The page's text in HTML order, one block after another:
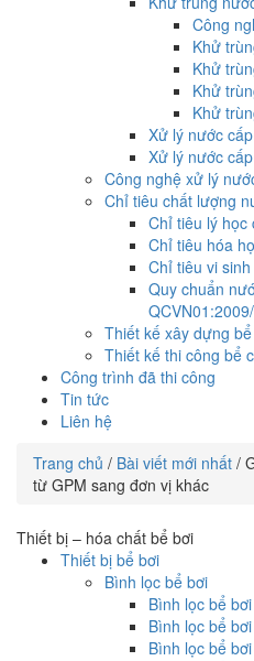
Công
Khử
Khử
Khử
Khử
Xử lý nước
Xử lý nước
Công nghệ xử lý
Chỉ tiêu chất lượng
Chỉ tiêu lý học
Chỉ tiêu hóa
Chỉ tiêu vi
Quy chuẩn
Thiết kế xây dựng
Thiết kế thi công bể
Công trình đã thi công
Tin tức
Liên hệ
Trang chủ / Bài viết mới nhất /
từ GPM sang đơn vị khác
Thiết bị – hóa chất bể bơi
Thiết bị bể bơi
Bình lọc bể bơi
Bình lọc bể
Bình lọc bể
Bình lọc bể